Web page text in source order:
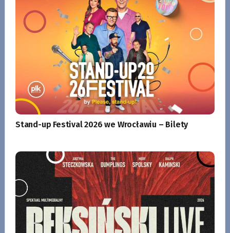
Stand-up Festival 2026 we Wrocławiu – Bilety